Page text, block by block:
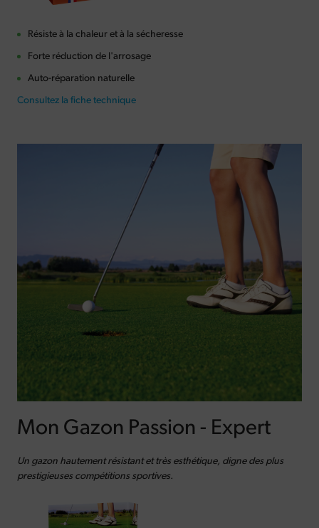
Résiste à la chaleur et à la sécheresse
Forte réduction de l'arrosage
Auto-réparation naturelle
Consultez la fiche technique
Mon Gazon Passion - Expert
Un gazon hautement résistant et très esthétique, digne des plus
prestigieuses compétitions sportives.